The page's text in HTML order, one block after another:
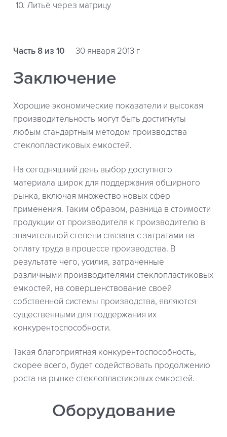
10. Литьё через матрицу
Часть 8 из 10 30 января 2013 г
Заключение
Хорошие экономические показатели и высокая
производительность могут быть достигнуты
любым стандартным методом производства
стеклопластиковых емкостей.
На сегодняшний день выбор доступного
материала широк для поддержания обширного
рынка, включая множество новых сфер
применения. Таким образом, разница в стоимости
продукции от производителя к производителю в
значительной степени связана с затратами на
оплату труда в процессе производства. В
результате чего, усилия, затраченные
различными производителями стеклопластиковых
емкостей, на совершенствование своей
собственной системы производства, являются
существенными для поддержания их
конкурентоспособности.
Такая благоприятная конкурентоспособность,
скорее всего, будет содействовать продолжению
роста на рынке стеклопластиковых емкостей.
Оборудование